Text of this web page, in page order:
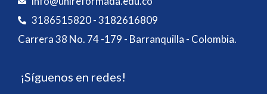
3186515820 - 3182616809
Carrera 38 No. 74 -179 - Barranquilla - Colombia.
¡Síguenos en redes!